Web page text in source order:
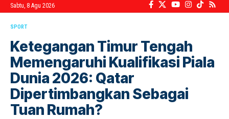
Sabtu, 8 Agu 2026
SPORT
Ketegangan Timur Tengah
Memengaruhi Kualifikasi Piala
Dunia 2026: Qatar
Dipertimbangkan Sebagai
Tuan Rumah?